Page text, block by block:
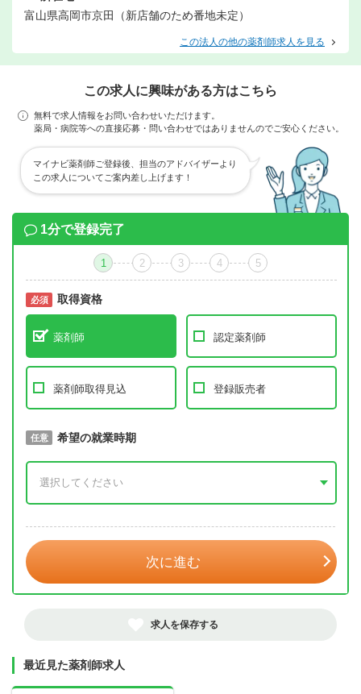
富山県高岡市京田（新店舗のため番地未定）
この法人の他の薬剤師求人を見る
この求人に興味がある方はこちら
無料で求人情報をお問い合わせいただけます。
薬局・病院等への直接応募・問い合わせではありませんのでご安心ください。
マイナビ薬剤師ご登録後、担当のアドバイザーより
この求人についてご案内差し上げます！
1分で登録完了
1 2 3 4 5
必須 取得資格
薬剤師 認定薬剤師
薬剤師取得見込 登録販売者
必須 取得予定年
任意 希望の就業時期
次に進む
求人を保存する
最近見た薬剤師求人